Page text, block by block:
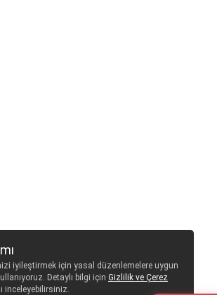
iyileştirmek için yasal düzenlemelere uygun
Detaylı bilgi için Gizlilik ve Çerez
inceleyebilirsiniz.